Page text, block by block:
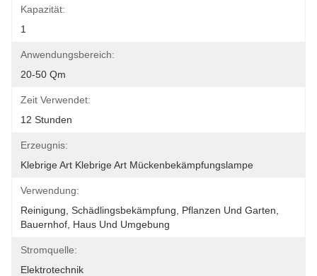
Kapazität:
1
Anwendungsbereich:
20-50 Qm
Zeit Verwendet:
12 Stunden
Erzeugnis:
Klebrige Art Klebrige Art Mückenbekämpfungslampe
Verwendung:
Reinigung, Schädlingsbekämpfung, Pflanzen Und Garten,
Bauernhof, Haus Und Umgebung
Stromquelle:
Elektrotechnik